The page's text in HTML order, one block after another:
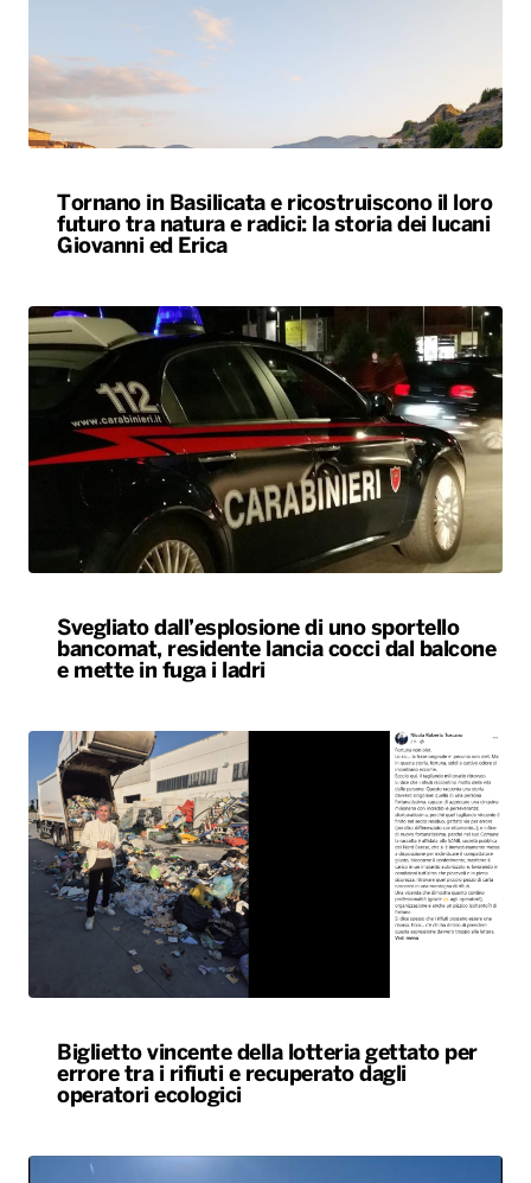
Tornano in Basilicata e ricostruiscono il loro
futuro tra natura e radici: la storia dei lucani
Giovanni ed Erica
Svegliato dall’esplosione di uno sportello
bancomat, residente lancia cocci dal balcone
e mette in fuga i ladri
Biglietto vincente della lotteria gettato per
errore tra i rifiuti e recuperato dagli
operatori ecologici